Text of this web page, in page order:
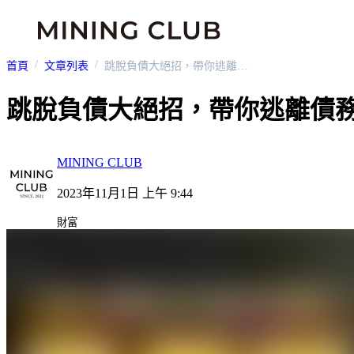
首頁 文章列表 跳脫負債大絕招，帶你逃離債務漩渦
跳脫負債大絕招，帶你逃離債
MINING CLUB
2023年11月1日 上午 9:44
財富